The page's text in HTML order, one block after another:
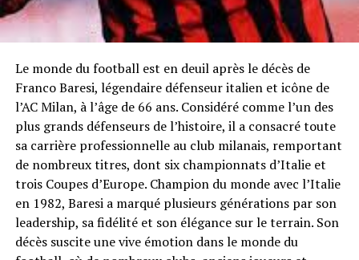
Le monde du football est en deuil après le décès de
Franco Baresi, légendaire défenseur italien et icône de
l’AC Milan, à l’âge de 66 ans. Considéré comme l’un des
plus grands défenseurs de l’histoire, il a consacré toute
sa carrière professionnelle au club milanais, remportant
de nombreux titres, dont six championnats d’Italie et
trois Coupes d’Europe. Champion du monde avec l’Italie
en 1982, Baresi a marqué plusieurs générations par son
leadership, sa fidélité et son élégance sur le terrain. Son
décès suscite une vive émotion dans le monde du